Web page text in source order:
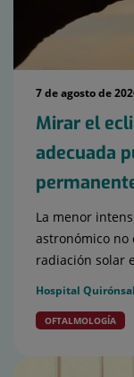
7 de agosto de
Mirar el
adecuada
La menor
astronómico no
radiación solar
Hospital
OFTALMOLOGÍA